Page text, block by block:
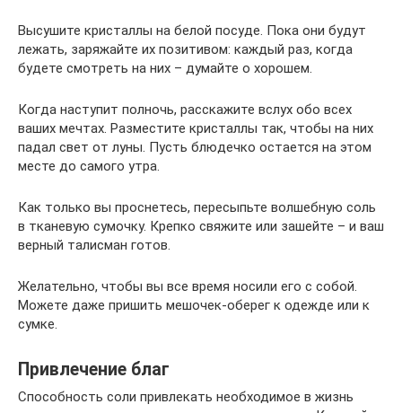
Высушите кристаллы на белой посуде. Пока они будут
лежать, заряжайте их позитивом: каждый раз, когда
будете смотреть на них – думайте о хорошем.
Когда наступит полночь, расскажите вслух обо всех
ваших мечтах. Разместите кристаллы так, чтобы на них
падал свет от луны. Пусть блюдечко остается на этом
месте до самого утра.
Как только вы проснетесь, пересыпьте волшебную соль
в тканевую сумочку. Крепко свяжите или зашейте – и ваш
верный талисман готов.
Желательно, чтобы вы все время носили его с собой.
Можете даже пришить мешочек-оберег к одежде или к
сумке.
Привлечение благ
Способность соли привлекать необходимое в жизнь